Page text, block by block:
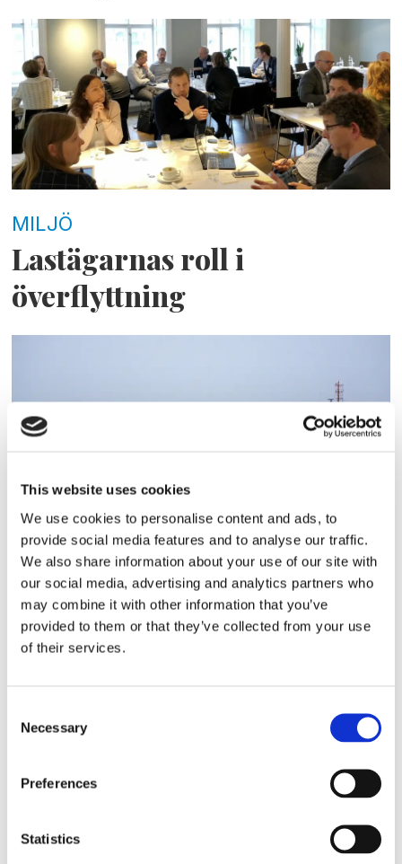
This website uses cookies
We use cookies to personalise content and ads, to
provide social media features and to analyse our traffic.
We also share information about your use of our site with
our social media, advertising and analytics partners who
may combine it with other information that you’ve
provided to them or that they’ve collected from your use
of their services.
Selection
Necessary
Preferences
Statistics
MILJÖ
Lastägarnas roll i
överflyttning
FORSKNING
Effektivare sjötransport
med AIS-data